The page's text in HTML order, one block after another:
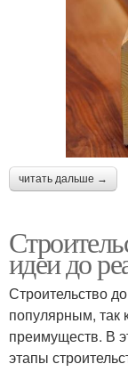
читать дальше →
идеи до
Строительство
популярным, так
преимуществ. В
этапы